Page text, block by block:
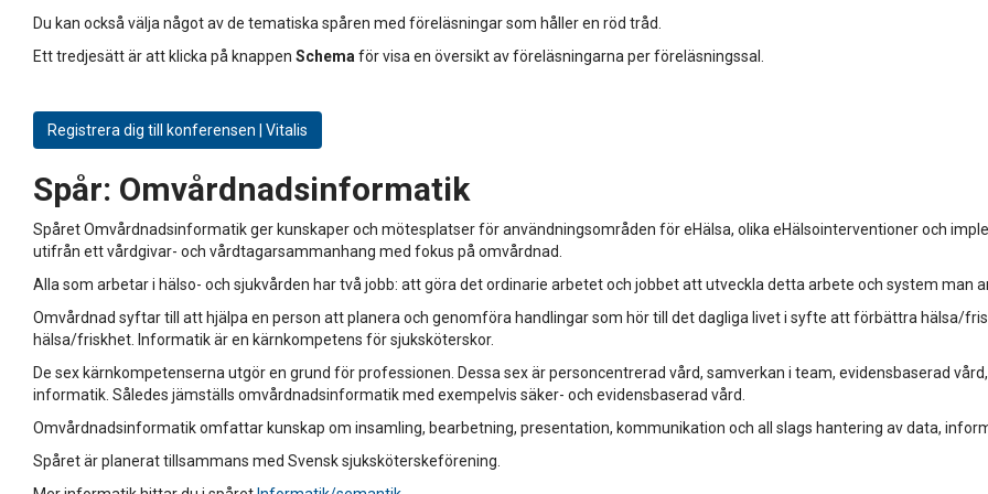
Du kan också välja något av de tematiska spåren med föreläsningar som håller en röd tråd.
Ett tredjesätt är att klicka på knappen Schema för visa en översikt av föreläsningarna per föreläsningssal.
Registrera dig till konferensen | Vitalis
Spår: Omvårdnadsinformatik
Spåret Omvårdnadsinformatik ger kunskaper och mötesplatser för användningsområden för eHälsa, olika eHälsointerventioner och
utifrån ett vårdgivar- och vårdtagarsammanhang med fokus på omvårdnad.
Alla som arbetar i hälso- och sjukvården har två jobb: att göra det ordinarie arbetet och jobbet att utveckla detta arbete och system man
Omvårdnad syftar till att hjälpa en person att planera och genomföra handlingar som hör till det dagliga livet i syfte att förbättra hälsa/
hälsa/friskhet. Informatik är en kärnkompetens för sjuksköterskor.
De sex kärnkompetenserna utgör en grund för professionen. Dessa sex är personcentrerad vård, samverkan i team, evidensbaserad
informatik. Således jämställs omvårdnadsinformatik med exempelvis säker- och evidensbaserad vård.
Omvårdnadsinformatik omfattar kunskap om insamling, bearbetning, presentation, kommunikation och all slags hantering av data,
Spåret är planerat tillsammans med Svensk sjuksköterskeförening.